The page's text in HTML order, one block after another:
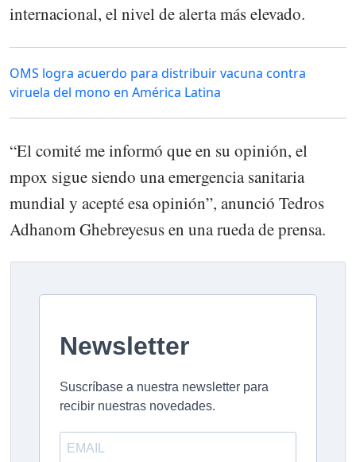
internacional, el nivel de alerta más elevado.
OMS logra acuerdo para distribuir vacuna contra
viruela del mono en América Latina
“El comité me informó que en su opinión, el
mpox sigue siendo una emergencia sanitaria
mundial y acepté esa opinión”, anunció Tedros
Adhanom Ghebreyesus en una rueda de prensa.